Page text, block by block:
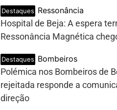
Destaques Ressonância
Hospital de Beja: A espera
Ressonância Magnética
Destaques Bombeiros
Polémica nos Bombeiros de
rejeitada responde a
direção